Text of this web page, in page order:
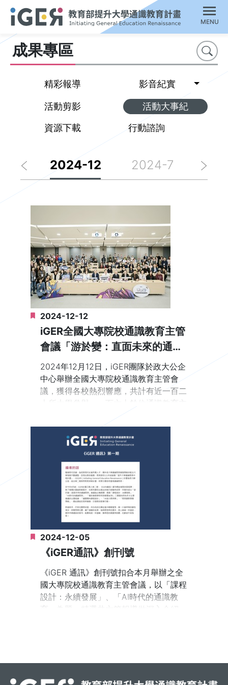
MENU
成果專區 搜尋
精彩報導 影音紀實
活動剪影
活動大事紀
資源下載
行動諮詢
2024-12 2024-7
2024-12-12
iGER全國大專院校通識教育主管
會議「游於變：直面未來的通識
教育」
2024年12月12日，iGER團隊於政大公企
中心舉辦全國大專院校通識教育主管會
議，獲得各校熱烈響應，共計有近一百二
十所大學參與，一百六十餘位通識教育主
管以及相關教師出席。會議以結合各校主
管和相關師長共同交流通識教育現況與未
來展望為目標，規劃了「專題演講」、
「高教最難論壇」、「探索共創」，以及
三場「主題短講」等豐富內容。
首先，由本次特別邀請的貴賓—中央研究
院院士、經濟研究所特聘研究員朱敬一先
生帶來專題演講「關於通識教育的幾個故
事」，朱院士鼓勵培養學生的「野性思
考」能力，而通識教育的核心即在於，使
其擁有足以撐起（spanning）所有知識體
緊接著「高教最難論壇」邀請到靜宜大
學、致理科技大學和慈濟大學三所學校的
2024-12-05
《iGER通訊》創刊號
《iGER 通訊》創刊號扣合本月舉辦之全
國大專院校通識教育主管會議，以「課程
設計：永續發展」、「AI時代的通識教
育」為題，精選共六篇報導做深入介紹。